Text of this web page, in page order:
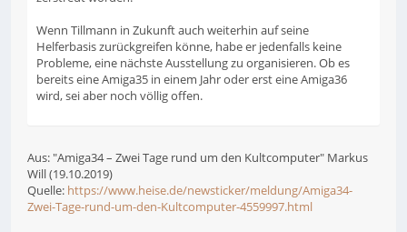
Wenn Tillmann in Zukunft auch weiterhin auf seine
Helferbasis zurückgreifen könne, habe er jedenfalls keine
Probleme, eine nächste Ausstellung zu organisieren. Ob es
bereits eine Amiga35 in einem Jahr oder erst eine Amiga36
wird, sei aber noch völlig offen.
Aus: "Amiga34 – Zwei Tage rund um den Kultcomputer" Markus
Will (19.10.2019)
Quelle: https://www.heise.de/newsticker/meldung/Amiga34-
Zwei-Tage-rund-um-den-Kultcomputer-4559997.html